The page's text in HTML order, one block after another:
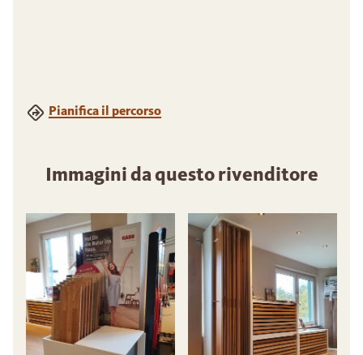
Pianifica il percorso
Immagini da questo rivenditore